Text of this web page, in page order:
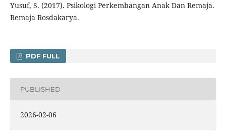
Yusuf, S. (2017). Psikologi Perkembangan Anak Dan Remaja.
Remaja Rosdakarya.
PDF FULL
PUBLISHED
2026-02-06